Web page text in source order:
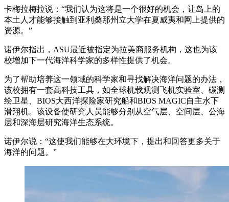
卡梅拉梅拉说：“我们认为这将是一个很好的机会，让岛上的
本土人才能够接触到亚利桑那州立大学在夏威夷和网上提供的
资源。”
诺伊尔指出，ASU最近被指定为拉美裔服务机构，这也为该
校增加下一代海洋科学家的多样性提供了机会。
为了帮助培养这一领域的科学家和寻找解决海洋问题的办法，
该校拥有一套高科技工具，如全球机载观测飞机实验室、碳测
绘卫星、BIOS大西洋探险家研究船和BIOS MAGIC自主水下
滑翔机。该设备使研究人员能够分别从空气层、空间层、公海
层和深海层研究海洋生态系统。
诺伊尔说：“这使我们能够在大环境下，提出和回答更多关于
海洋的问题。”